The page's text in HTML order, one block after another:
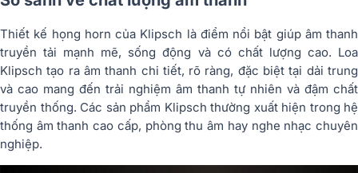
Thiết kế họng horn của Klipsch là điểm nổi bật giúp âm thanh
truyền tải mạnh mẽ, sống động và có chất lượng cao. Loa
Klipsch tạo ra âm thanh chi tiết, rõ ràng, đặc biệt tại dải trung
và cao mang đến trải nghiệm âm thanh tự nhiên và đậm chất
truyền thống. Các sản phẩm Klipsch thường xuất hiện trong hệ
thống âm thanh cao cấp, phòng thu âm hay nghe nhạc chuyên
nghiệp.